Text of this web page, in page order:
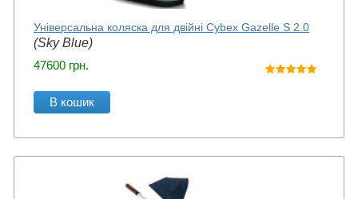
Універсальна коляска для двійні Cybex Gazelle S 2.0
(Sky Blue)
47600 грн.
В кошик